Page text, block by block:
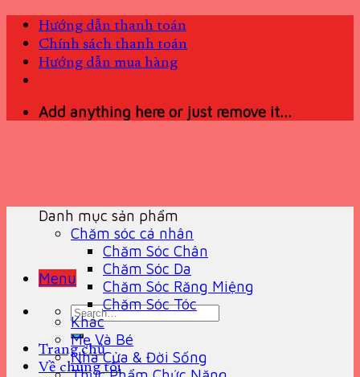
Skip
content
Hướng dẫn thanh toán
Chính sách thanh toán
Hướng dẫn mua hàng
Add anything here or just remove it...
Menu
Search
for:
Trang chủ
Về chúng tôi
Danh mục sản phẩm
Chăm sóc cá nhân
Chăm Sóc Chân
Chăm Sóc Da
Chăm Sóc Răng Miệng
Chăm Sóc Tóc
Khác
Mẹ Và Bé
Nhà Cửa & Đời Sống